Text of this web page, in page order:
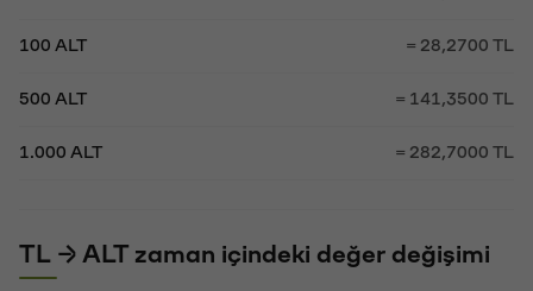
100 ALT = 28,2700 TL
500 ALT = 141,3500 TL
1.000 ALT = 282,7000 TL
TL → ALT zaman içindeki değer değişimi